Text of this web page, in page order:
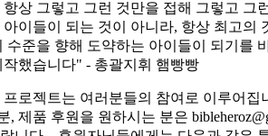
항상 그렇고 그런 것만을 접해 그렇고 그
아이들이 되는 것이 아니라, 항상 최고의
수준을 향해 도약하는 아이들이 되기를
작했습니다" - 총괄지휘 햄빵빵
로젝트는 여러분들의 참여로 이루어집
, 제품 후원을 원하시는 분은